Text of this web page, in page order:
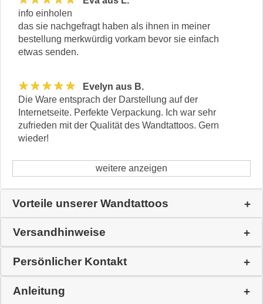
info einholen
das sie nachgefragt haben als ihnen in meiner
bestellung merkwürdig vorkam bevor sie einfach
etwas senden.
★★★★★
Evelyn aus B.
Die Ware entsprach der Darstellung auf der
Internetseite. Perfekte Verpackung. Ich war sehr
zufrieden mit der Qualität des Wandtattoos. Gern
wieder!
weitere anzeigen
Vorteile unserer Wandtattoos
Versandhinweise
Persönlicher Kontakt
Anleitung